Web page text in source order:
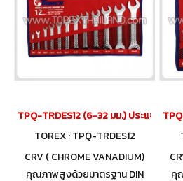
TPQ-TRDES12 (6-32 มม.) ประแจปากต
TOREX : TPQ-TRDES12
CRV ( CHROME VANADIUM)
คุณภาพสูงด้วยมาตรฐาน DIN
คุ